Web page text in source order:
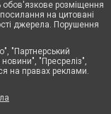
обов'язкове розміщення
на цитовані
джерела. Порушення
"Партнерський
"Пресреліз",
на правах реклами.